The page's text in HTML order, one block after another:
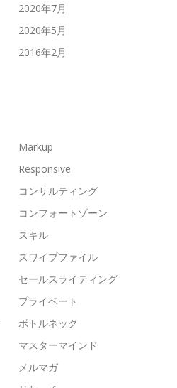
2020年7月
2020年5月
2016年2月
Markup
Responsive
コンサルティング
コンフォートゾーン
スキル
スワイプファイル
セールスライティング
プライベート
ボトルネック
マスターマインド
メルマガ